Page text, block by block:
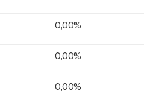
0,00%
0,00%
0,00%